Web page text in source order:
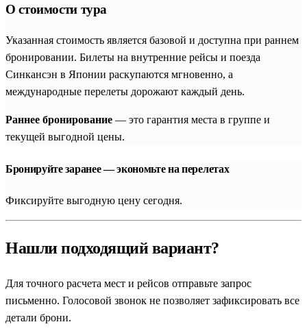
единомышленников или заказать персональный маршрут.
Главное преимущество, которое дают наши совмещенные
экскурсионные программы во Вьетнам, Азию и, в частности,
в Японию — это безупречно проработанная внутренняя
логистика. В стоимость путевки уже включено проживание в
сопровождении профессиональных русскоязычных гидов. В
индивидуальном формате вы получаете возможность
скорректировать программу еще до выезда, настроить темп
также уделить больше времени покупкам или традиционной
Сердце современной Японии: Токио, остров
Любое знакомство со страной традиционно начинает
ошеломляющий
О стоимости тура
Указанная стоимость является базовой и доступна при раннем
бронировании. Билеты на внутренние рейсы и поезда
Синкансэн в Японии раскупаются мгновенно, а
международные перелеты дорожают каждый день.
Раннее бронирование — это гарантия места в группе и
текущей выгодной цены.
Бронируйте заранее — экономьте на перелетах
Фиксируйте выгодную цену сегодня.
Нашли подходящий вариант?
Для точного расчета мест и рейсов отправьте запрос
письменно. Голосовой звонок не позволяет зафиксировать все
детали брони.